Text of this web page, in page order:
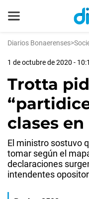
Diarios Bonaerenses>
1 de octubre de 2020 -
Trotta
clases
El ministro sostuvo
tomar según el
declaraciones
intendentes